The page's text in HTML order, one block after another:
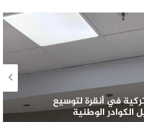
في أنقرة لتوسيع
الكوادر الوطنية